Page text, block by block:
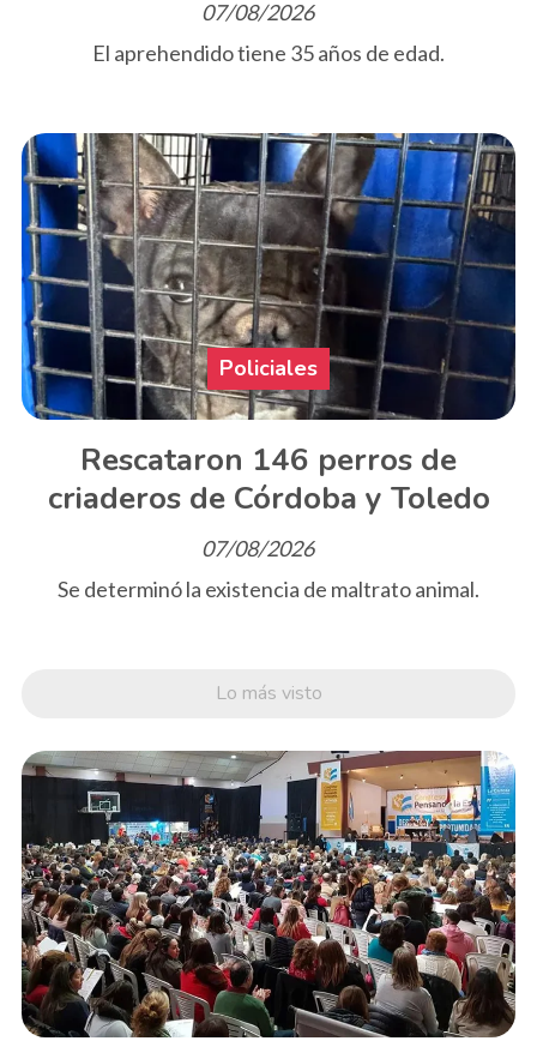
07/08/2026
El aprehendido tiene 35 años de edad.
Rescataron 146 perros de
criaderos de Córdoba y Toledo
Policiales
07/08/2026
Se determinó la existencia de maltrato animal.
Lo más visto